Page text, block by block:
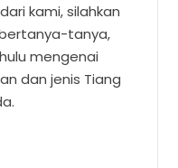
kami, silahkan
tanya,
mengenai
dan jenis Tiang